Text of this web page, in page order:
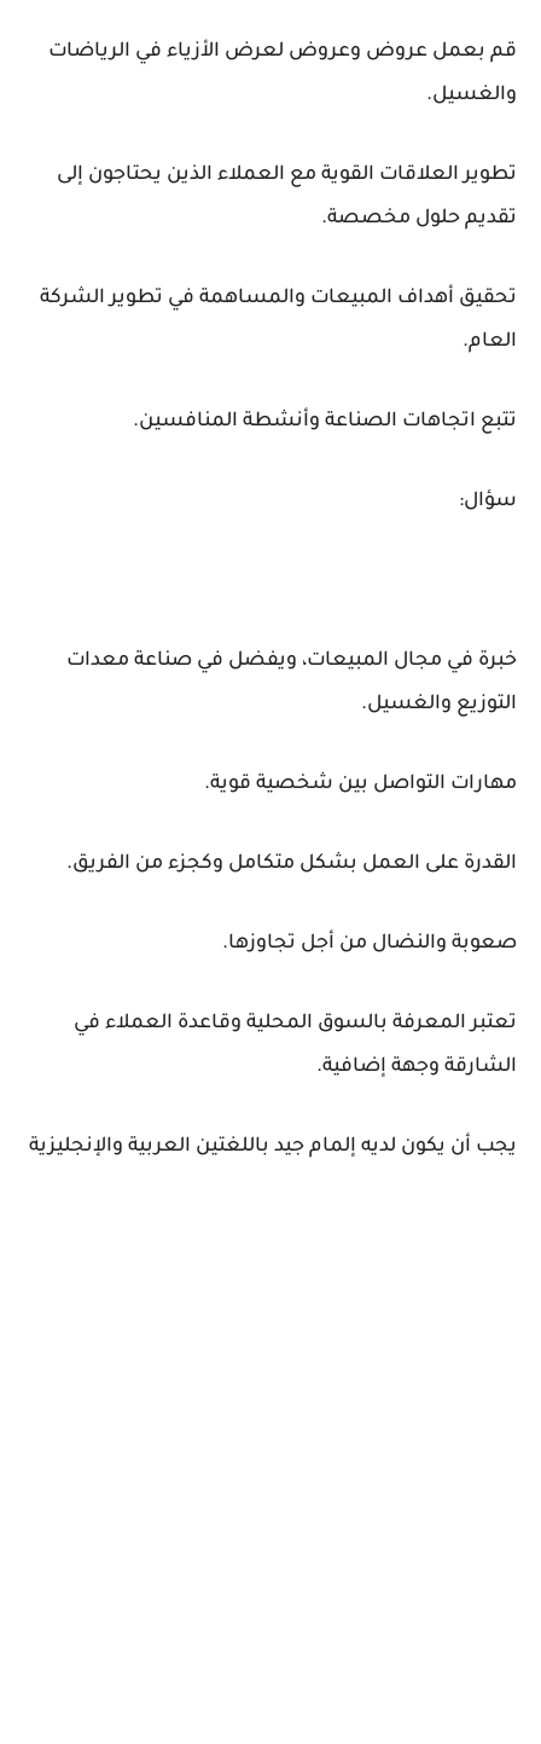
قم بعمل عروض وعروض لعرض الأزياء في الرياضات
والغسيل.
تطوير العلاقات القوية مع العملاء الذين يحتاجون إلى
تقديم حلول مخصصة.
تحقيق أهداف المبيعات والمساهمة في تطوير الشركة
العام.
تتبع اتجاهات الصناعة وأنشطة المنافسين.
سؤال:
خبرة في مجال المبيعات، ويفضل في صناعة معدات
التوزيع والغسيل.
مهارات التواصل بين شخصية قوية.
القدرة على العمل بشكل متكامل وكجزء من الفريق.
صعوبة والنضال من أجل تجاوزها.
تعتبر المعرفة بالسوق المحلية وقاعدة العملاء في
الشارقة وجهة إضافية.
يجب أن يكون لديه إلمام جيد باللغتين العربية والإنجليزية